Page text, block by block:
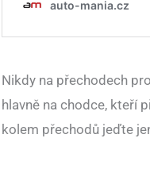
Nikdy na přechodech
hlavně na chodce, kteří
kolem přechodů jeďte